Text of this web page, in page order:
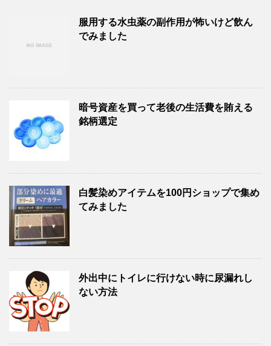
服用する水虫薬の副作用が怖いけど飲ん
でみました
暗号資産を買って老後の生活費を賄える
銘柄選定
白髪染めアイテムを100円ショップで集め
てみました
外出中にトイレに行けない時に尿漏れし
ない方法